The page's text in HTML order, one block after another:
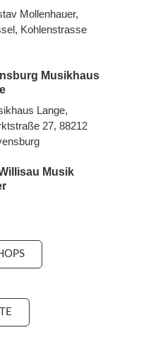
Mollenhauer,
Kohlenstrasse
Musikhaus
Lange,
27, 88212
Musik